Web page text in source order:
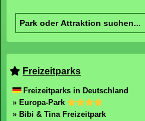
Freizeitparks
Freizeitparks in Deutschland
» Europa-Park
» Bibi & Tina Freizeitpark